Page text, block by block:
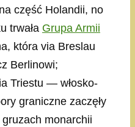
część Holandii, no
trwała Grupa Armii
która via Breslau
Berlinowi;
Triestu — włosko-
graniczne zaczęły
monarchii